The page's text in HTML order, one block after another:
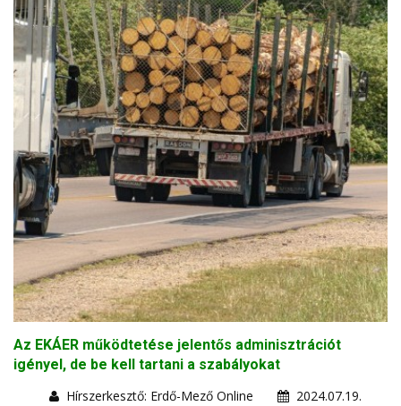
Az EKÁER működtetése jelentős adminisztrációt
igényel, de be kell tartani a szabályokat
Hírszerkesztő: Erdő-Mező Online
2024.07.19.